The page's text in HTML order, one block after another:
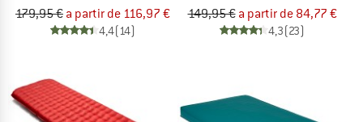
179,95 € a partir de 116,97 €
4,4(14)
149,95 € a partir de 84,77 €
4,3(23)